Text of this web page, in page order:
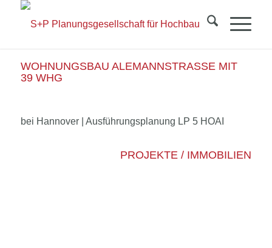
WOHNUNGSBAU ALEMANNSTRASSE MIT 3
9 WHG
bei Hannover | Ausführungsplanung LP 5 HOAI
PROJEKTE / IMMOBILIEN